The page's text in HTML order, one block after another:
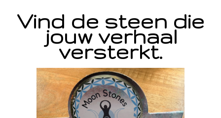
Vind de steen die
jouw verhaal
versterkt.